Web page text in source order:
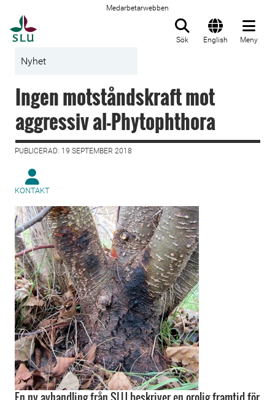
Medarbetarwebben
Sök English Meny
Nyhet
Ingen motståndskraft mot
aggressiv al-Phytophthora
PUBLICERAD: 19 SEPTEMBER 2018
KONTAKT